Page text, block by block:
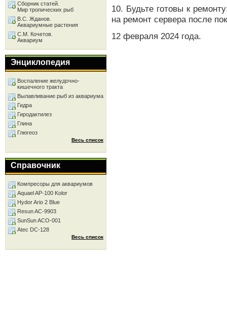
10. Будьте готовы к
на ремонт сервера после
12 февраля 2024 года.
Сборник статей.
Мир тропических рыб
В.С. Жданов.
Аквариумные растения
С.М. Кочетов.
Аквариум
Энциклопедия
Воспаление желудочно-
кишечного тракта
Вылавливание рыб из аквариума
Гидра
Гиродактилез
Глина
Глюгеоз
Весь список
Справочник
Компресоры для аквариумов
Aquael AP-100 Kolor
Hydor Ario 2 Blue
Resun AC-9903
SunSun ACO-001
Atec DC-128
Весь список